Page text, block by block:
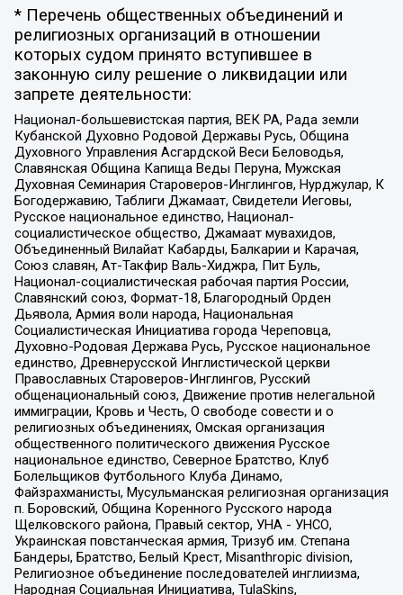
* Перечень общественных объединений и
религиозных организаций в отношении
которых судом принято вступившее в
законную силу решение о ликвидации или
запрете деятельности:
Национал-большевистская партия, ВЕК РА, Рада земли
Кубанской Духовно Родовой Державы Русь, Община
Духовного Управления Асгардской Веси Беловодья,
Славянская Община Капища Веды Перуна, Мужская
Духовная Семинария Староверов-Инглингов, Нурджулар, К
Богодержавию, Таблиги Джамаат, Свидетели Иеговы,
Русское национальное единство, Национал-
социалистическое общество, Джамаат мувахидов,
Объединенный Вилайат Кабарды, Балкарии и Карачая,
Союз славян, Ат-Такфир Валь-Хиджра, Пит Буль,
Национал-социалистическая рабочая партия России,
Славянский союз, Формат-18, Благородный Орден
Дьявола, Армия воли народа, Национальная
Социалистическая Инициатива города Череповца,
Духовно-Родовая Держава Русь, Русское национальное
единство, Древнерусской Инглистической церкви
Православных Староверов-Инглингов, Русский
общенациональный союз, Движение против нелегальной
иммиграции, Кровь и Честь, О свободе совести и о
религиозных объединениях, Омская организация
общественного политического движения Русское
национальное единство, Северное Братство, Клуб
Болельщиков Футбольного Клуба Динамо,
Файзрахманисты, Мусульманская религиозная организация
п. Боровский, Община Коренного Русского народа
Щелковского района, Правый сектор, УНА - УНСО,
Украинская повстанческая армия, Тризуб им. Степана
Бандеры, Братство, Белый Крест, Misanthropic division,
Религиозное объединение последователей инглиизма,
Народная Социальная Инициатива, TulaSkins,